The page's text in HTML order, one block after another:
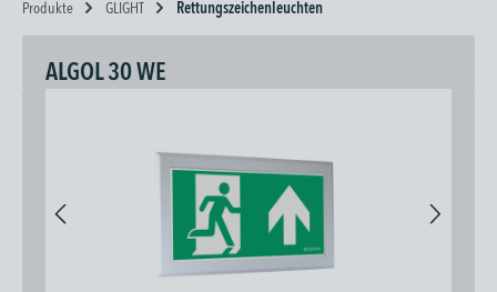
Produkte GLIGHT Rettungszeichenleuchten
ALGOL 30 WE